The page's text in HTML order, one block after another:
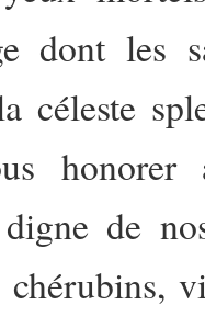
dont les
céleste
de
chérubins,